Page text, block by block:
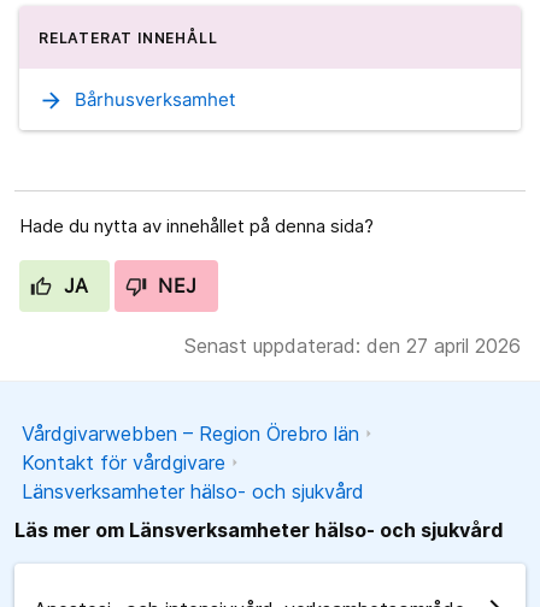
RELATERAT INNEHÅLL
arrow_forward Bårhusverksamhet
Hade du nytta av innehållet på denna sida?
JA NEJ
Senast uppdaterad: den 27 april 2026
Vårdgivarwebben – Region Örebro län
Kontakt för vårdgivare
Länsverksamheter hälso- och sjukvård
Läs mer om Länsverksamheter hälso- och sjukvård